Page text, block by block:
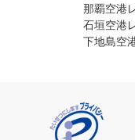
那覇空港
石垣空港
下地島空